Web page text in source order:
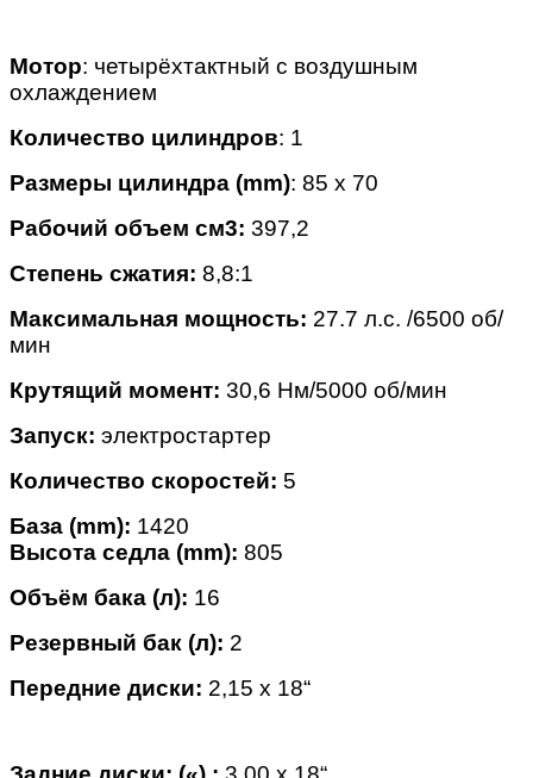
Мотор: четырёхтактный с воздушным
охлаждением
Количество цилиндров: 1
Размеры цилиндра (mm): 85 x 70
Рабочий объем см3: 397,2
Степень сжатия: 8,8:1
Максимальная мощность: 27.7 л.с. /6500 об/
мин
Крутящий момент: 30,6 Нм/5000 об/мин
Запуск: электростартер
Количество скоростей: 5
База (mm): 1420
Высота седла (mm): 805
Объём бака (л): 16
Резервный бак (л): 2
Передние диски: 2,15 x 18“